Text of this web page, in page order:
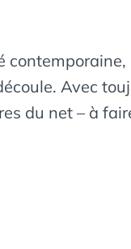
Avec
du net – à